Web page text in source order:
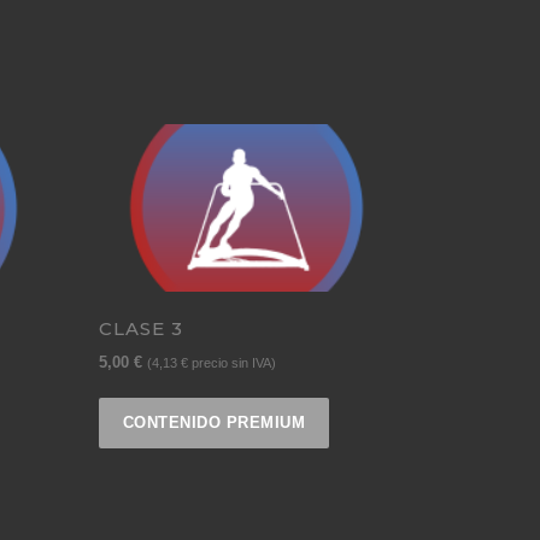
CLASE 3
5,00 € (4,13 €precio sin IVA)
CONTENIDO PREMIUM